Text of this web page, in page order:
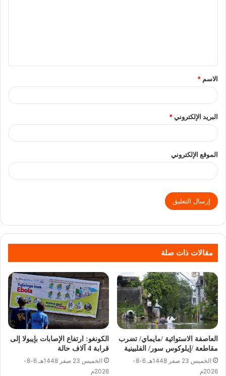
الاسم *
البريد الإلكتروني*
الموقع الإلكتروني
مقالات ذات صلة
العاصفة الاستوائية /مايماي/ تضرب
مقاطعة /إيلوكوس سور/ الفلبينية
الخميس 23 صفر 1448هـ 6-8-
2026م
الكونغو: ارتفاع الإصابات بإيبولا إلى
قرابة 4 آلاف حالة
الخميس 23 صفر 1448هـ 6-8-
2026م